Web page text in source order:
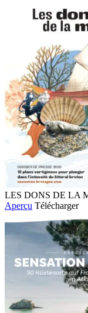
LES DONS DE LA
Aperçu Télécharger